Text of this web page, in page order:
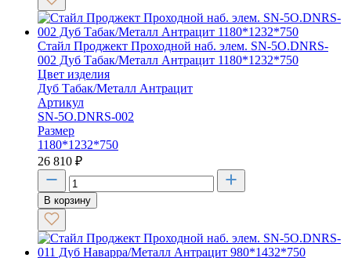
Стайл Проджект Проходной наб. элем. SN-5O.DNRS-
002 Дуб Табак/Металл Антрацит 1180*1232*750
Цвет изделия
Дуб Табак/Металл Антрацит
Артикул
SN-5O.DNRS-002
Размер
1180*1232*750
26 810 ₽
В корзину